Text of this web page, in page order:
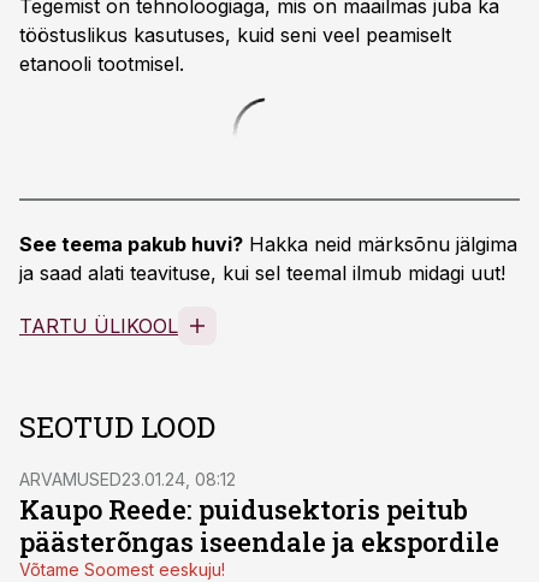
Tegemist on tehnoloogiaga, mis on maailmas juba ka
tööstuslikus kasutuses, kuid seni veel peamiselt
etanooli tootmisel.
See teema pakub huvi? Hakka neid märksõnu jälgima
ja saad alati teavituse, kui sel teemal ilmub midagi uut!
TARTU ÜLIKOOL
SEOTUD LOOD
ARVAMUSED23.01.24, 08:12
Kaupo Reede: puidusektoris peitub
päästerõngas iseendale ja ekspordile
Võtame Soomest eeskuju!